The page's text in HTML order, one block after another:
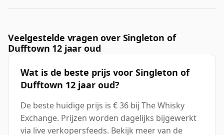
Veelgestelde vragen over Singleton of
Dufftown 12 jaar oud
Wat is de beste prijs voor Singleton of
Dufftown 12 jaar oud?
De beste huidige prijs is € 36 bij The Whisky
Exchange. Prijzen worden dagelijks bijgewerkt
via live verkopersfeeds. Bekijk meer van de